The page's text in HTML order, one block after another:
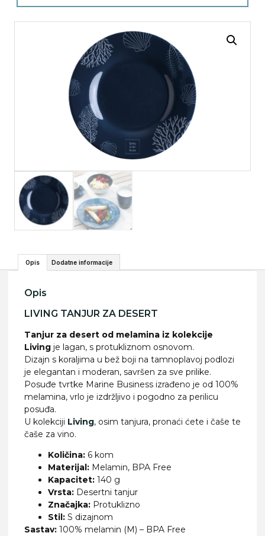
Opis Dodatne informacije
Opis
LIVING TANJUR ZA DESERT
Tanjur za desert od melamina iz kolekcije
Living je lagan, s protukliznom osnovom.
Dizajn s koraljima u bež boji na tamnoplavoj podlozi
je elegantan i moderan, savršen za sve prilike.
Posuđe tvrtke Marine Business izrađeno je od 100%
melamina, vrlo je izdržljivo i pogodno za perilicu
posuđa.
U kolekciji Living, osim tanjura, pronaći ćete i čaše te
čaše za vino.
Količina: 6 kom
Materijal: Melamin, BPA Free
Kapacitet: 140 g
Vrsta: Desertni tanjur
Značajka: Protuklizno
Stil: S dizajnom
Sastav: 100% melamin (M) – BPA Free